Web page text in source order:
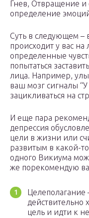
Гнев, Отвращение
определение
Суть в следующем –
происходит у вас
определенные
попытаться
лица. Например,
ваш мозг сигналы
зацикливаться на
И еще пара
депрессия
цели в жизни или
развитым в какой-
одного Викиума
же порекомендую
Целеполагание
действительно
цель и идти к